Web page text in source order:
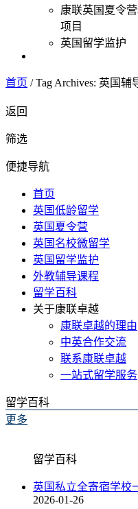
康联英国夏令
项目
英国留学监护
首页 /Tag Archives: 英国辅
返回
筛选
便捷导航
首页
英国低龄留学
英国夏令营
英国名校微留学
英国留学监护
外教辅导课程
留学百科
关于康联卓越
康联卓越的理由
中英合作交流
联系康联卓越
一站式留学服务
留学百科
更多
留学百科
英国私立全寄宿学校
2026-01-26